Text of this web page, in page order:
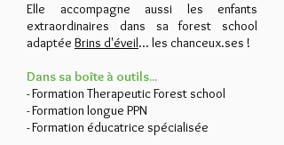
Elle accompagne aussi les enfants
extraordinaires dans sa forest school
adaptée Brins d'éveil... les chanceux.ses !
Dans sa boîte à outils...
- Formation Therapeutic Forest school
- Formation longue PPN
- Formation éducatrice spécialisée